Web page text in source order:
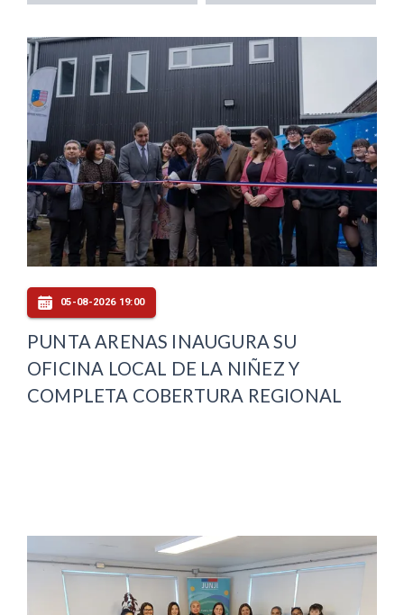
05-08-2026 19:00
PUNTA ARENAS INAUGURA SU
OFICINA LOCAL DE LA NIÑEZ Y
COMPLETA COBERTURA REGIONAL